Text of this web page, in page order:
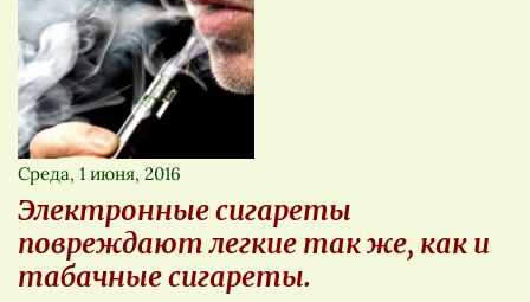
Среда, 1 июня, 2016
Электронные сигареты
повреждают легкие так же, как и
табачные сигареты.